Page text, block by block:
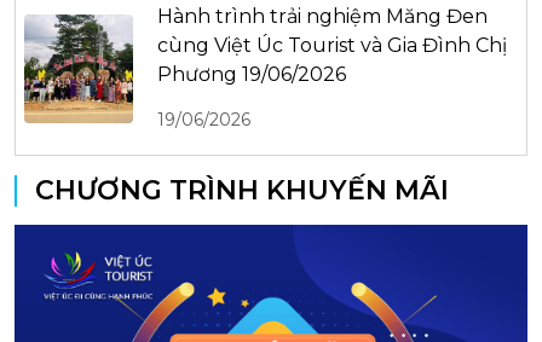
Hành trình trải nghiệm Măng Đen
cùng Việt Úc Tourist và Gia Đình Chị
Phương 19/06/2026
19/06/2026
CHƯƠNG TRÌNH KHUYẾN MÃI